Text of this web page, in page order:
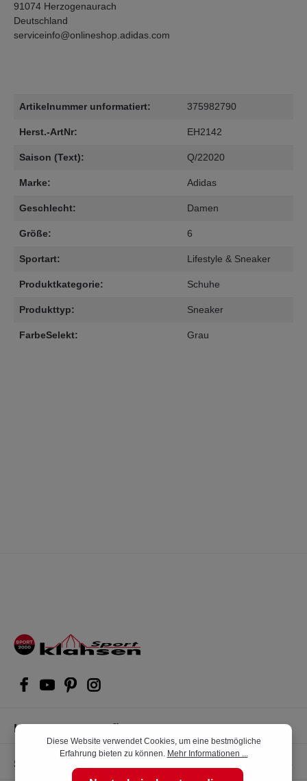
91074 Herzogenaurach
Deutschland
serviceinfo@onlineshop.adidas.com
Artikelnummer unformatiert: 375982790
Herst.-ArtNr: EH2142
Saison (Text): Q/22020
Marke: Adidas
Geschlecht: Damen
Größe: 6
Sportart: Lifestyle & Sneaker
Produktkategorie: Schuhe
Produkttyp: Sneaker
FarbeSelekt: Grau
Kompetente Kaufberatung
Shop Service
Diese Website verwendet Cookies, um eine bestmögliche
Erfahrung bieten zu können. Mehr Informationen ...